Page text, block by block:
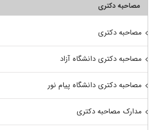
مصاحبه دکتری
مصاحبه دکتری
مصاحبه دکتری دانشگاه آزاد
مصاحبه دکتری دانشگاه پیام نور
مدارک مصاحبه دکتری